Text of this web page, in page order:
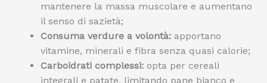
mantenere la massa muscolare e aumentano
il senso di sazietà;
Consuma verdure a volontà: apportano
vitamine, minerali e fibra senza quasi calorie;
Carboidrati complessi: opta per cereali
integrali e patate, limitando pane bianco e